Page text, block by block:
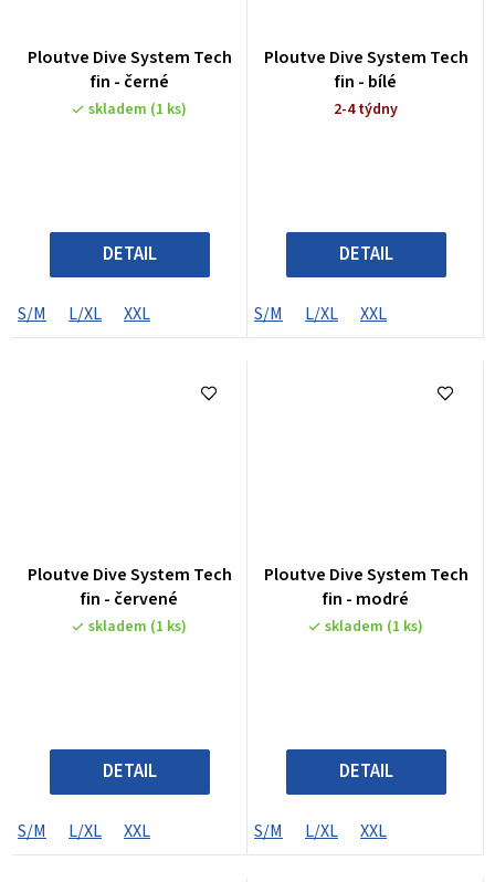
Ploutve Dive System Tech
fin - černé
skladem (1 ks)
DETAIL
S/M L/XL XXL
Ploutve Dive System Tech
fin - bílé
2-4 týdny
DETAIL
S/M L/XL XXL
Ploutve Dive System Tech
fin - červené
skladem (1 ks)
DETAIL
S/M L/XL XXL
Ploutve Dive System Tech
fin - modré
skladem (1 ks)
DETAIL
S/M L/XL XXL